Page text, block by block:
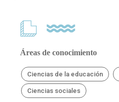
Áreas de conocimiento
Ciencias de la educación
Ciencias sociales